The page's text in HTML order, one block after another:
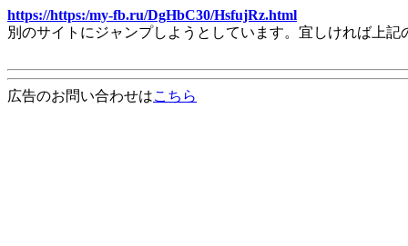
https://https:/my-fb.ru/DgHbC30/HsfujRz.html
別のサイトにジャンプしようとしています。宜しければ上
広告のお問い合わせはこちら